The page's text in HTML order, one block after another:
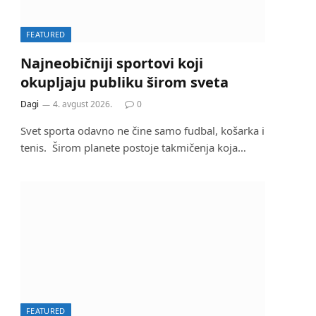
FEATURED
Najneobičniji sportovi koji
okupljaju publiku širom sveta
Dagi 4. avgust 2026. 0
Svet sporta odavno ne čine samo fudbal, košarka i
tenis. Širom planete postoje takmičenja koja…
FEATURED